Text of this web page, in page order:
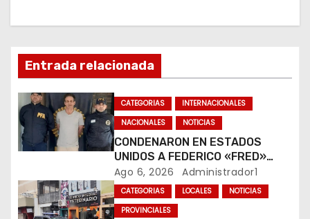
n
d
e
e
n
Entrada relacionada
CATEGORIAS
INTERNACIONALES
NACIONALES
NOTICIAS
CONDENARON EN ESTADOS
UNIDOS A FEDERICO «FRED»
MACHADO POR LAVADO DE
DINERO Y FRAUDE
Ago 6, 2026 Administrador1
CATEGORIAS LOCALES
NOTICIAS
PROVINCIALES